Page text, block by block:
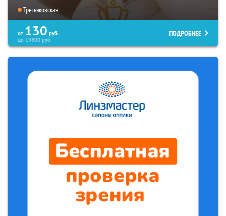
Третьяковская
от 130 руб.
до19800руб.
ПОДРОБНЕЕ